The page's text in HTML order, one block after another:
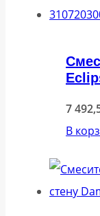
7
В